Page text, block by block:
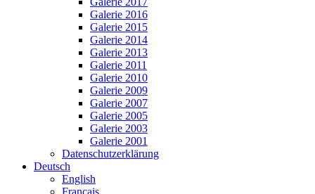
Galerie 2016
Galerie 2015
Galerie 2014
Galerie 2013
Galerie 2011
Galerie 2010
Galerie 2009
Galerie 2007
Galerie 2005
Galerie 2003
Galerie 2001
Datenschutzerklärung
Deutsch
English
Français